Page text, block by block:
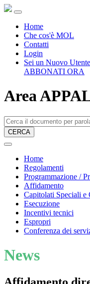
Home
Che cos'è MOL
Contatti
Login
Sei un Nuovo
ABBONATI ORA
Area
CERCA
Home
Regolamenti
Programmazione /
Affidamento
Capitolati Speciali e
Esecuzione
Incentivi tecnici
Espropri
Conferenza dei
News